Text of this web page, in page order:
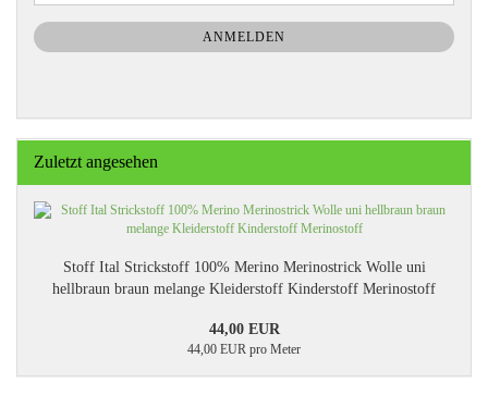
NEWSLETTER-
ANMELDUNG
ANMELDEN
Zuletzt angesehen
Stoff Ital Strickstoff 100% Merino Merinostrick Wolle uni
hellbraun braun melange Kleiderstoff Kinderstoff Merinostoff
44,00 EUR
44,00 EUR pro Meter